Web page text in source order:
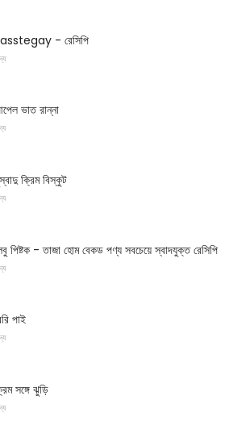
- রেসিপি
ভাত রান্না
ক্রিম বিস্কুট
পিষ্টক - তাজা হোম বেকড পণ্য সবচেয়ে স্বাদযুক্ত রেসিপি
পাই
সঙ্গে ঝুড়ি